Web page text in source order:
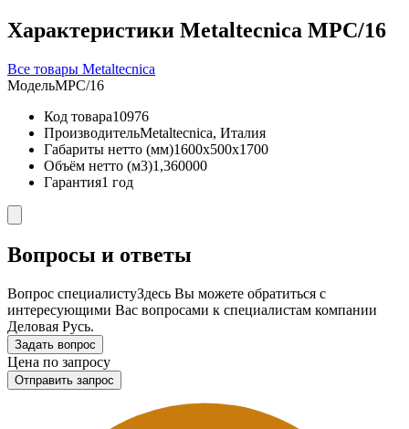
Характеристики Metaltecnica MPC/16
Все товары Metaltecnica
МодельMPC/16
Код товара10976
ПроизводительMetaltecnica, Италия
Габариты нетто (мм)1600x500x1700
Объём нетто (м3)1,360000
Гарантия1 год
Вопросы и ответы
Вопрос специалистуЗдесь Вы можете обратиться с
интересующими Вас вопросами к специалистам компании
Деловая Русь.
Задать вопрос
Цена по запросу
Отправить запрос